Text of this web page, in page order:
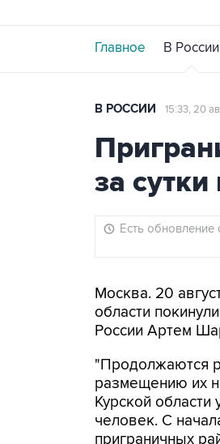
Главное В России
В РОССИИ 15:33, 20
за
Есть обновление
Москва. 20
области
России Артем
"Продолжаются
размещению их
Курской
человек. С
приграничных